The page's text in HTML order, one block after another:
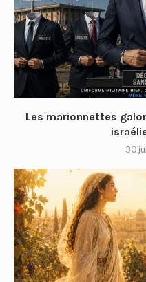
Les marionnettes
30